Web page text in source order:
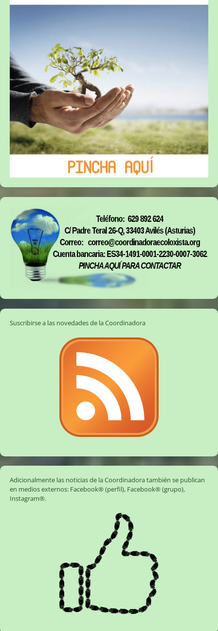
Suscribirse a las novedades de la Coordinadora
Adicionalmente las noticias de la Coordinadora también se publican
en medios externos: Facebook® (perfil), Facebook® (grupo),
Instagram®.